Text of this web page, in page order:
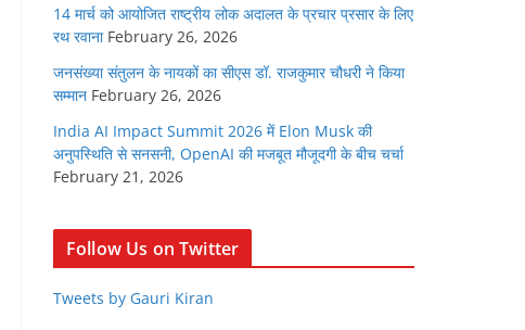
14 मार्च को आयोजित राष्ट्रीय लोक अदालत के प्रचार प्रसार के लिए
रथ रवाना February 26, 2026
जनसंख्या संतुलन के नायकों का सीएस डॉ. राजकुमार चौधरी ने किया
सम्मान February 26, 2026
India AI Impact Summit 2026 में Elon Musk की
अनुपस्थिति से सनसनी, OpenAI की मजबूत मौजूदगी के बीच चर्चा
February 21, 2026
Follow Us on Twitter
Tweets by Gauri Kiran